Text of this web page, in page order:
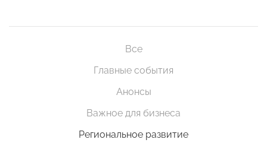
Все
Главные события
Анонсы
Важное для бизнеса
Региональное развитие